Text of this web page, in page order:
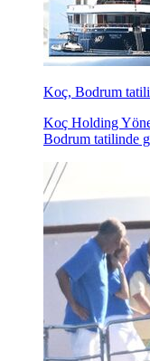
Koç, Bodrum
Koç Holding
Bodrum tatilinde